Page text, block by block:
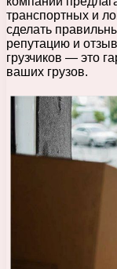
транспортных и
сделать
репутацию и
грузчиков — это
ваших грузов.